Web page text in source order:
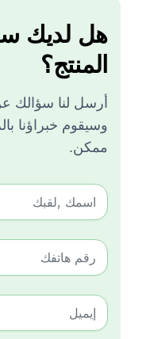
هل لديك
المنتج؟
أرسل لنا سؤالك
وسيقوم خبراؤنا
ممكن.